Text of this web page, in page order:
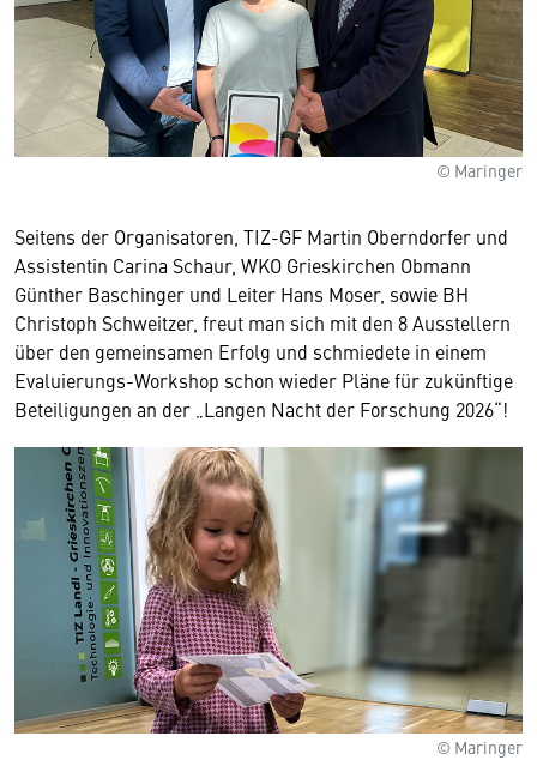
© Maringer
Seitens der Organisatoren, TIZ-GF Martin Oberndorfer und
Assistentin Carina Schaur, WKO Grieskirchen Obmann
Günther Baschinger und Leiter Hans Moser, sowie BH
Christoph Schweitzer, freut man sich mit den 8 Ausstellern
über den gemeinsamen Erfolg und schmiedete in einem
Evaluierungs-Workshop schon wieder Pläne für zukünftige
Beteiligungen an der „Langen Nacht der Forschung 2026“!
© Maringer